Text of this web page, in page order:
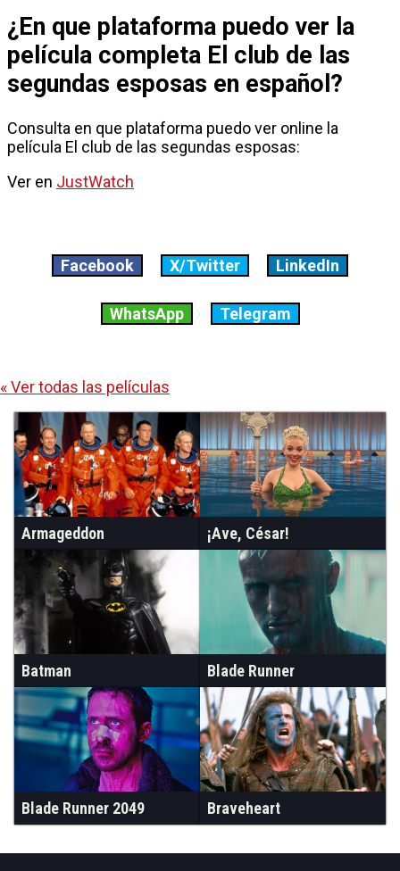
¿En que plataforma puedo ver la
película completa El club de las
segundas esposas en español?
Consulta en que plataforma puedo ver online la
película El club de las segundas esposas:
Ver en JustWatch
Facebook X/Twitter LinkedIn
WhatsApp Telegram
« Ver todas las películas
Armageddon ¡Ave, César!
Batman Blade Runner
Blade Runner 2049 Braveheart